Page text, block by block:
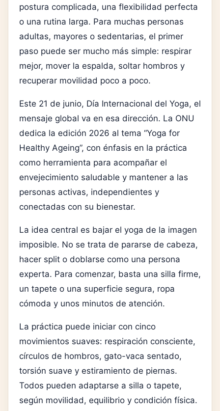
postura complicada, una flexibilidad perfecta
o una rutina larga. Para muchas personas
adultas, mayores o sedentarias, el primer
paso puede ser mucho más simple: respirar
mejor, mover la espalda, soltar hombros y
recuperar movilidad poco a poco.
Este 21 de junio, Día Internacional del Yoga, el
mensaje global va en esa dirección. La ONU
dedica la edición 2026 al tema “Yoga for
Healthy Ageing”, con énfasis en la práctica
como herramienta para acompañar el
envejecimiento saludable y mantener a las
personas activas, independientes y
conectadas con su bienestar.
La idea central es bajar el yoga de la imagen
imposible. No se trata de pararse de cabeza,
hacer split o doblarse como una persona
experta. Para comenzar, basta una silla firme,
un tapete o una superficie segura, ropa
cómoda y unos minutos de atención.
La práctica puede iniciar con cinco
movimientos suaves: respiración consciente,
círculos de hombros, gato-vaca sentado,
torsión suave y estiramiento de piernas.
Todos pueden adaptarse a silla o tapete,
según movilidad, equilibrio y condición física.